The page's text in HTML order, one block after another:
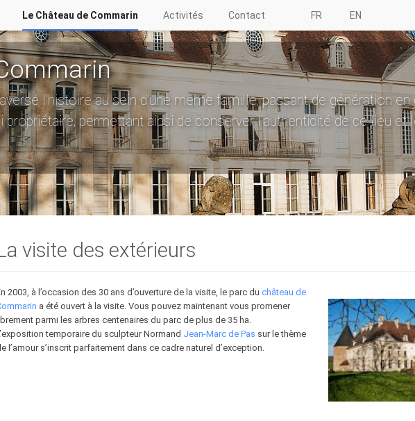
Le Château de Commarin Activités Contact FR EN
l’histoire au sein d’une même famille, passant de génération en
propriétaire, permettant ainsi de conserver l’authenticité de ce lieu et
visite des extérieurs
2003, à l’occasion des 30 ans d’ouverture de la visite, le parc du château de
a été ouvert à la visite. Vous pouvez maintenant vous promener
parmi les arbres centenaires du parc de plus de 35 ha.
temporaire du sculpteur Normand Jean-Marc de Pas sur le thème
l’amour s’inscrit parfaitement dans ce cadre naturel d’exception.